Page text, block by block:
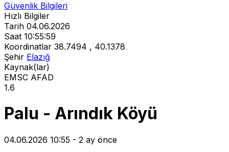
Güvenlik Bilgileri
Hızlı Bilgiler
Tarih 04.06.2026
Saat 10:55:59
Koordinatlar 38.7494 , 40.1378
Şehir Elazığ
Kaynak(lar)
EMSC AFAD
1.6
Palu - Arındık Köyü
04.06.2026 10:55 - 2 ay önce